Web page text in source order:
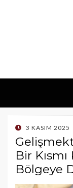
POSTED
ON
3 KASIM 2025
Bir
Bölgeye